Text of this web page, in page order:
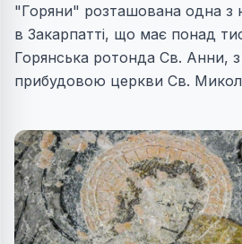
"Горяни" розташована одна з
в Закарпатті, що має понад
Горянська ротонда Св. Анни,
прибудовою церкви Св.